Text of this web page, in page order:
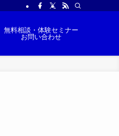
無料相談・体験セミナー
お問い合わせ